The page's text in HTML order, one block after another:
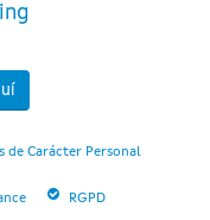
de Carácter Personal
RGPD